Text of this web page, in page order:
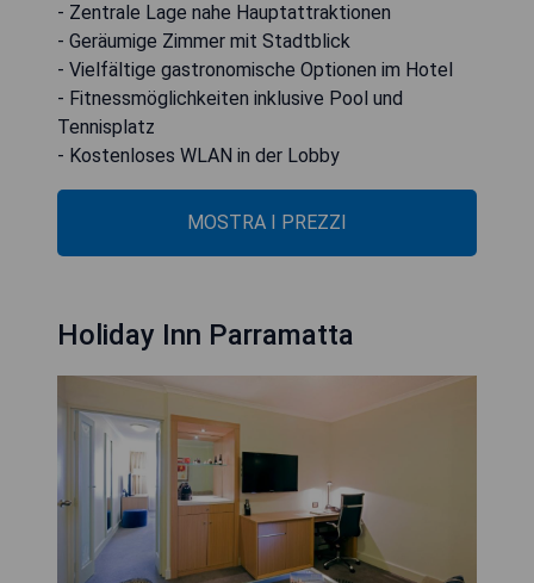
- Zentrale Lage nahe Hauptattraktionen
- Geräumige Zimmer mit Stadtblick
- Vielfältige gastronomische Optionen im Hotel
- Fitnessmöglichkeiten inklusive Pool und
Tennisplatz
- Kostenloses WLAN in der Lobby
MOSTRA I PREZZI
Holiday Inn Parramatta